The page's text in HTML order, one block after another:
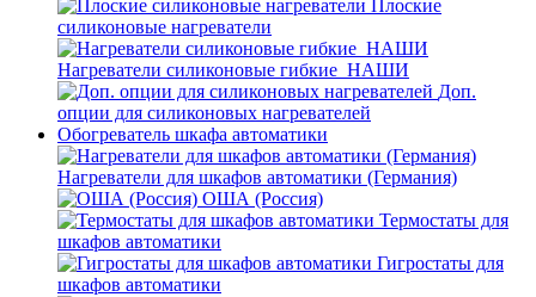
Плоские
силиконовые нагреватели
Нагреватели силиконовые гибкие_НАШИ
Доп.
опции для силиконовых нагревателей
Обогреватель шкафа автоматики
Нагреватели для шкафов автоматики (Германия)
ОША (Россия)
Термостаты для
шкафов автоматики
Гигростаты для
шкафов автоматики